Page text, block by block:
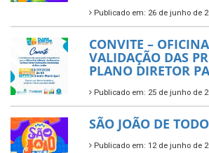
Publicado em: 26 de junho de
CONVITE –
VALIDAÇÃO DAS
PLANO DIRETOR
Publicado em: 25 de junho de
SÃO JOÃO DE
Publicado em: 12 de junho de